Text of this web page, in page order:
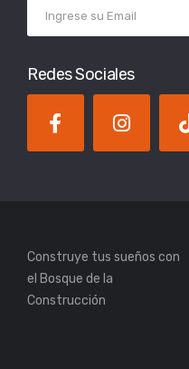
Redes Sociales
Construye tus sueños con
el Bosque de la
Construcción